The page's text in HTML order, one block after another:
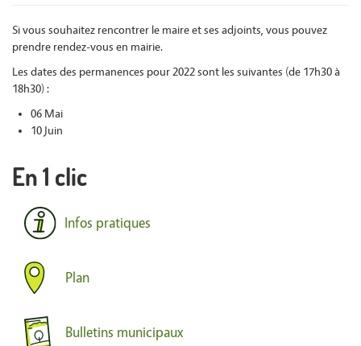
Si vous souhaitez rencontrer le maire et ses adjoints, vous pouvez
prendre rendez-vous en mairie.
Les dates des permanences pour 2022 sont les suivantes (de 17h30 à
18h30) :
06 Mai
10 Juin
En 1 clic
Infos pratiques
Plan
Bulletins municipaux